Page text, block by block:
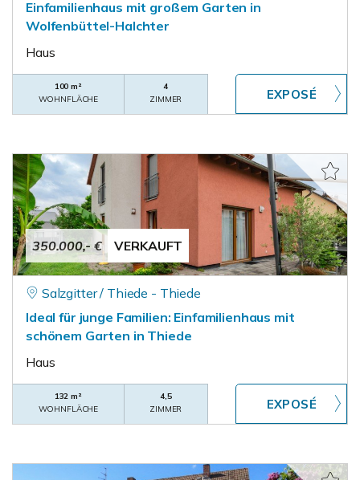
Einfamilienhaus mit großem Garten in
Wolfenbüttel-Halchter
Haus
100 m²
WOHNFLÄCHE
4
ZIMMER
350.000,- € VERKAUFT
Salzgitter / Thiede - Thiede
Ideal für junge Familien: Einfamilienhaus mit
schönem Garten in Thiede
Haus
132 m²
WOHNFLÄCHE
4,5
ZIMMER